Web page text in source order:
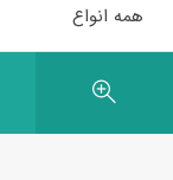
همه انواع